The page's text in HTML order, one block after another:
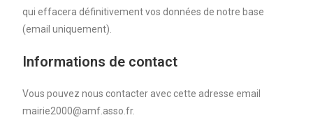
qui effacera définitivement vos données de notre base
(email uniquement).
Informations de contact
Vous pouvez nous contacter avec cette adresse email
mairie2000@amf.asso.fr.